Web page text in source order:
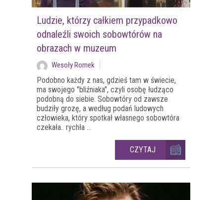
Ludzie, którzy całkiem przypadkowo
odnaleźli swoich sobowtórów na
obrazach w muzeum
Wesoły Romek
Podobno każdy z nas, gdzieś tam w świecie,
ma swojego "bliźniaka", czyli osobę łudząco
podobną do siebie. Sobowtóry od zawsze
budziły grozę, a według podań ludowych
człowieka, który spotkał własnego sobowtóra
czekała.. rychła ...
CZYTAJ